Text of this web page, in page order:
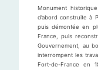
Monument
d’abord construite à
puis démontée en
France, puis
Gouvernement, au
interrompent les
Fort-de-France en